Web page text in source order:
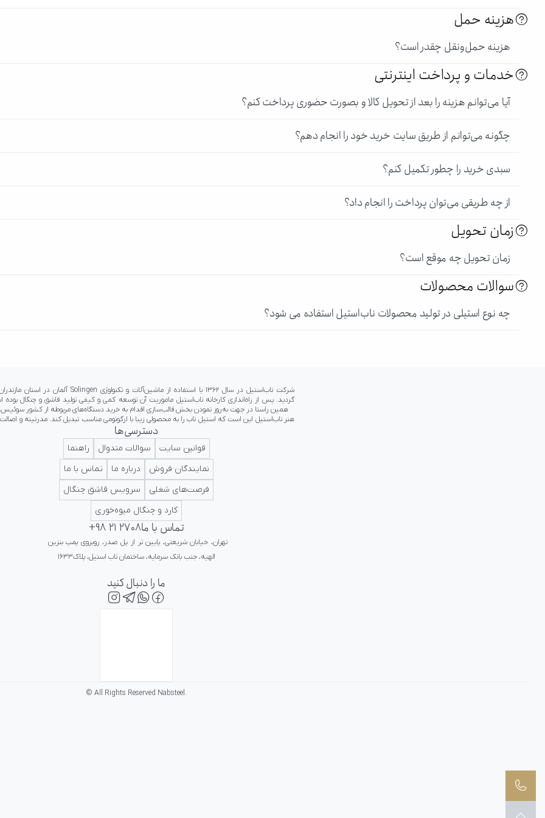
هزینه حمل
هزینه حمل‌و‌نقل چقدر است؟
خدمات و پرداخت اینترنتی
آیا می‌توانم هزینه را بعد از تحویل کالا و بصورت حضوری پرداخت کنم؟
چگونه می‌توانم از طریق سایت خرید خود را انجام دهم؟
سبدی خرید را چطور تکمیل کنم؟
از چه طریقی می‌توان پرداخت را انجام داد؟
زمان تحویل
زمان تحویل چه موقع است؟
سوالات محصولات
چه نوع استیلی در تولید محصولات ناب‌استیل استفاده می شود؟
شده تا جایگاه ما به عنوان اولین برند ناب ایرانی در کلاس جهانی تداعی کننده اعتبار و پرستیژ برای ایرانیان
دسترسی‌ها
قوانین سایت سوالات متدوال
راهنما
نمایندگان فروش
درباره ما
تماس با ما
فرصت‌های شغلی
سرویس قاشق چنگال
کارد و چنگال میوه‌خوری
تماس با ما+98 21 2708
تهران، خیابان شریعتی، پایین تر از پل صدر، روبروی پمپ بنزین
الهیه، جنب بانک سرمایه، ساختمان ناب استیل، پلاک۱۶۳۳
ما را دنبال کنید
© All Rights Reserved Nabsteel.